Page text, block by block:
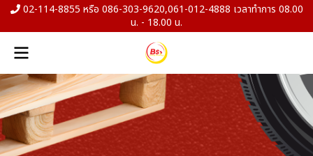
02-114-8855 หรือ 086-303-9620,061-012-4888 เวลาทำการ 08.00
น. - 18.00 น.